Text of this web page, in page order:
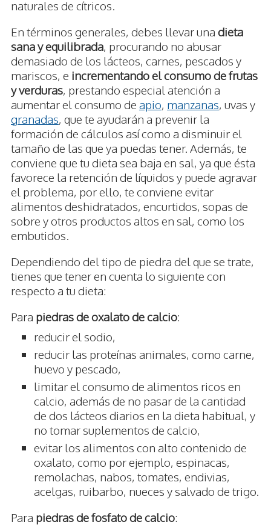
naturales de cítricos.
En términos generales, debes llevar una dieta
sana y equilibrada, procurando no abusar
demasiado de los lácteos, carnes, pescados y
mariscos, e incrementando el consumo de frutas
y verduras, prestando especial atención a
aumentar el consumo de apio, manzanas, uvas y
granadas, que te ayudarán a prevenir la
formación de cálculos así como a disminuir el
tamaño de las que ya puedas tener. Además, te
conviene que tu dieta sea baja en sal, ya que ésta
favorece la retención de líquidos y puede agravar
el problema, por ello, te conviene evitar
alimentos deshidratados, encurtidos, sopas de
sobre y otros productos altos en sal, como los
embutidos.
Dependiendo del tipo de piedra del que se trate,
tienes que tener en cuenta lo siguiente con
respecto a tu dieta:
Para piedras de oxalato de calcio:
reducir el sodio,
reducir las proteínas animales, como carne,
huevo y pescado,
limitar el consumo de alimentos ricos en
calcio, además de no pasar de la cantidad
de dos lácteos diarios en la dieta habitual, y
no tomar suplementos de calcio,
evitar los alimentos con alto contenido de
oxalato, como por ejemplo, espinacas,
remolachas, nabos, tomates, endivias,
acelgas, ruibarbo, nueces y salvado de trigo.
Para piedras de fosfato de calcio: